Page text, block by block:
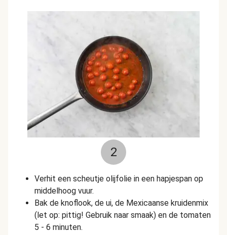
2
Verhit een scheutje olijfolie in een hapjespan op
middelhoog vuur.
Bak de knoflook, de ui, de Mexicaanse kruidenmix
(let op: pittig! Gebruik naar smaak) en de tomaten
5 - 6 minuten.